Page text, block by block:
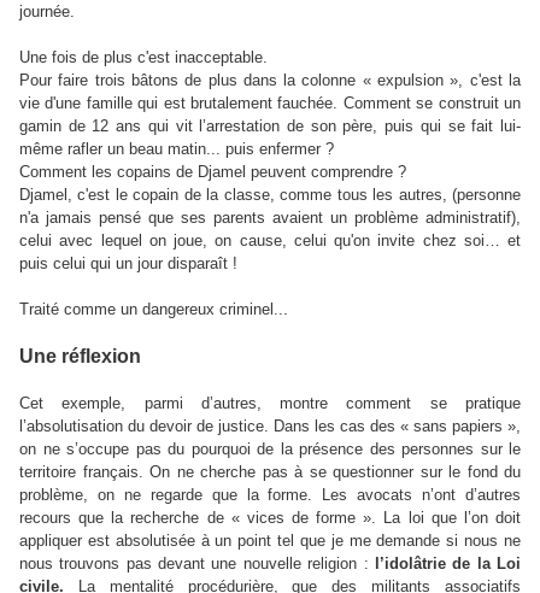
journée.
Une fois de plus c'est inacceptable.
Pour faire trois bâtons de plus dans la colonne « expulsion », c'est la
vie d'une famille qui est brutalement fauchée. Comment se construit un
gamin de 12 ans qui vit l’arrestation de son père, puis qui se fait lui-
même rafler un beau matin... puis enfermer ?
Comment les copains de Djamel peuvent comprendre ?
Djamel, c'est le copain de la classe, comme tous les autres, (personne
n'a jamais pensé que ses parents avaient un problème administratif),
celui avec lequel on joue, on cause, celui qu'on invite chez soi… et
puis celui qui un jour disparaît !
Traité comme un dangereux criminel..
Une réflexion
Cet exemple, parmi d’autres, montre comment se pratique
l’absolutisation du devoir de justice. Dans les cas des « sans papiers »,
on ne s’occupe pas du pourquoi de la présence des personnes sur le
territoire français. On ne cherche pas à se questionner sur le fond du
problème, on ne regarde que la forme. Les avocats n’ont d’autres
recours que la recherche de « vices de forme ». La loi que l’on doit
appliquer est absolutisée à un point tel que je me demande si nous ne
nous trouvons pas devant une nouvelle religion :
l’idolâtrie de la Loi
civile. La mentalité procédurière, que des militants associatifs